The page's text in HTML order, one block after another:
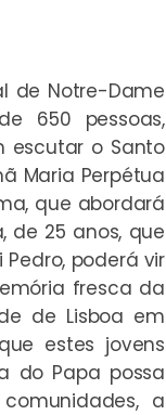
de Notre-Dame
650 pessoas,
escutar o Santo
Maria Perpétua
que abordará
de 25 anos, que
poderá vir
fresca da
de Lisboa em
estes jovens
do Papa possa
a